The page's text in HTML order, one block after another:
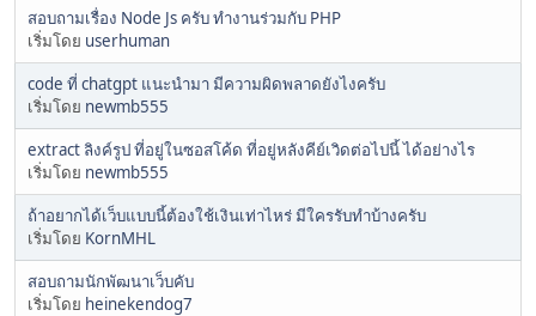
สอบถามเรื่อง Node Js ครับ ทำงานร่วมกับ PHP
เริ่มโดย userhuman
code ที่ chatgpt แนะนำมา มีความผิดพลาดยังไงครับ
เริ่มโดย newmb555
extract ลิงค์รูป ที่อยู่ในซอสโค้ด ที่อยู่หลังคีย์เวิดต่อไปนี้ ได้อย่างไร
เริ่มโดย newmb555
ถ้าอยากได้เว็บแบบนี้ต้องใช้เงินเท่าไหร่ มีใครรับทำบ้างครับ
เริ่มโดย KornMHL
สอบถามนักพัฒนาเว็บคับ
เริ่มโดย heinekendog7